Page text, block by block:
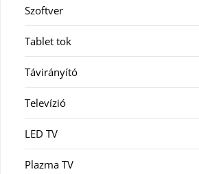
Szoftver
Tablet tok
Távirányító
Televízió
LED TV
Plazma TV